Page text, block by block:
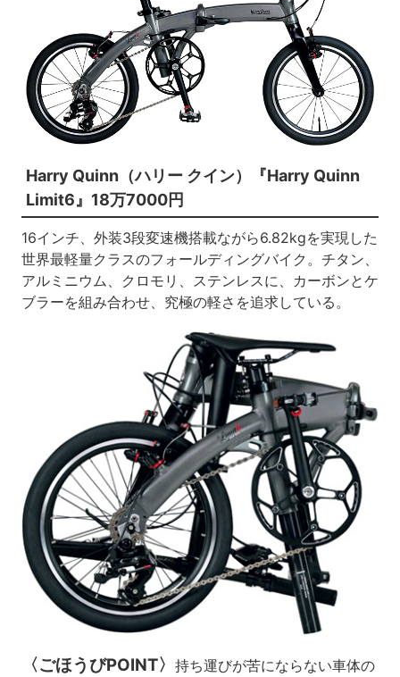
Harry Quinn（ハリー クイン）『Harry Quinn
Limit6』18万7000円
16インチ、外装3段変速機搭載ながら6.82kgを実現した
世界最軽量クラスのフォールディングバイク。チタン、
アルミニウム、クロモリ、ステンレスに、カーボンとケ
ブラーを組み合わせ、究極の軽さを追求している。
〈ごほうびPOINT〉 持ち運びが苦にならない車体の